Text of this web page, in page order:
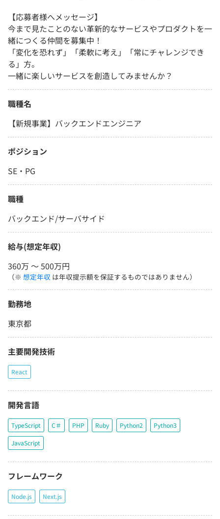
【応募者様へメッセージ】
今まで見たことのない革新的なサービスやプロダクトを一
緒につくる仲間を募集中！
「変化を恐れず」「柔軟に考え」「常にチャレンジでき
る」方。
一緒に楽しいサービスを創造してみませんか？
職種名
【新規事業】バックエンドエンジニア
ポジション
SE・PG
職種
バックエンド/サーバサイド
給与(想定年収)
360万 〜 500万円
（※ 想定年収 は年収提示額を保証するものではありません）
勤務地
東京都
主要開発技術
React
開発言語
TypeScript C＃ PHP Ruby Python2 Python3
JavaScript
フレームワーク
Node.js Next.js